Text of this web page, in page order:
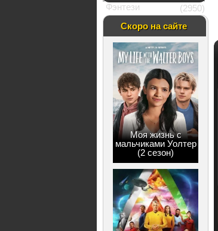
Фэнтези
(2950)
Скоро на сайте
Моя жизнь с
мальчиками Уолтер
(2 сезон)